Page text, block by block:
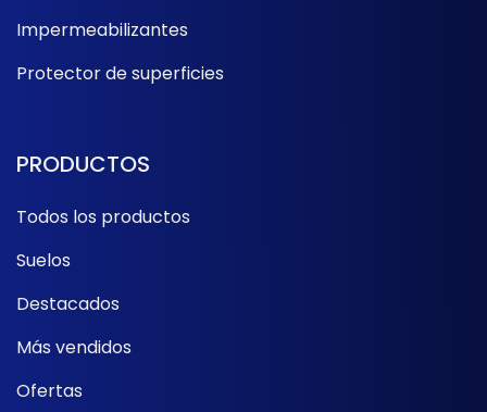
Impermeabilizantes
Protector de superficies
PRODUCTOS
Todos los productos
Suelos
Destacados
Más vendidos
Ofertas